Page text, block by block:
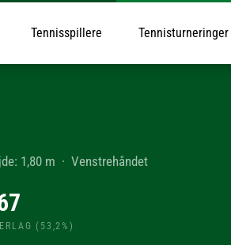
Tennisspillere Tennisturneringer
1,80 m · Venstrehåndet
(53,2%)